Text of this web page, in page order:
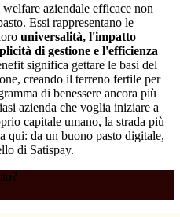
aziendale efficace non
Essi rappresentano le
universalità, l'impatto
di gestione e l'efficienza
significa gettare le basi del
creando il terreno fertile per
di benessere ancora più
azienda che voglia iniziare a
capitale umano, la strada più
qui: da un buono pasto digitale,
di Satispay.